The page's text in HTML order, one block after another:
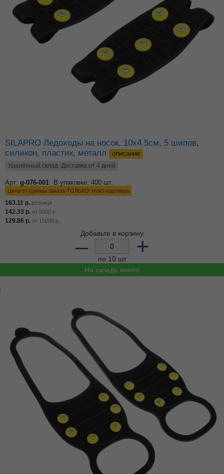
SILAPRO Ледоходы на носок, 10х4.5см, 5 шипов,
силикон, пластик, металл
описание
Удалённый склад. Доставка от 4 дней
Арт: g-076-001 В упаковке: 400 шт.
Цена от суммы заказа ТОЛЬКО этого партнёра
163.11 р. розница
142.33 р. от 5000 р.
129.86 р. от 15000 р.
Добавьте в корзину
– +
по 10 шт
На складе много